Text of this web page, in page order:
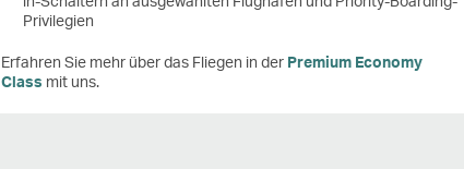
Privilegien
Erfahren Sie mehr über das Fliegen in der Premium Economy
Class mit uns.